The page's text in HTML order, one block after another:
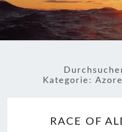
Kategorie:
OF
RACE OF